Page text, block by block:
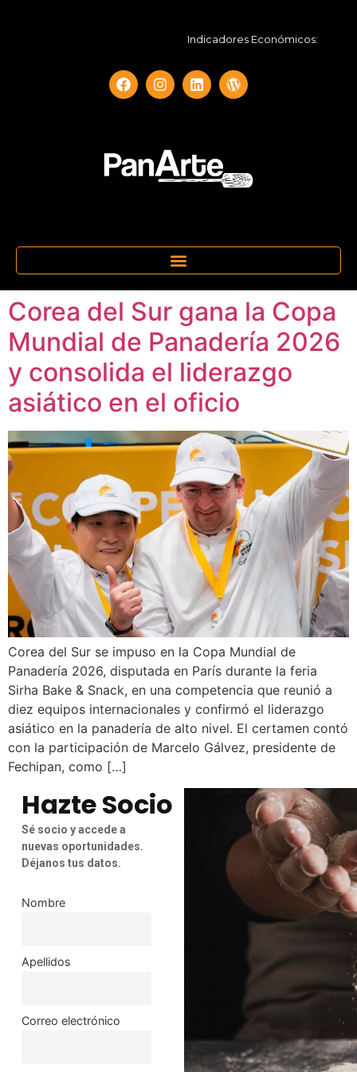
Indicadores Económicos:
Corea del Sur gana la Copa
Mundial de Panadería 2026
y consolida el liderazgo
asiático en el oficio
Corea del Sur se impuso en la Copa Mundial de
Panadería 2026, disputada en París durante la feria
Sirha Bake & Snack, en una competencia que reunió a
diez equipos internacionales y confirmó el liderazgo
asiático en la panadería de alto nivel. El certamen contó
con la participación de Marcelo Gálvez, presidente de
Fechipan, como […]
Hazte Socio
Sé socio y accede a
nuevas oportunidades.
Déjanos tus datos.
Nombre
Apellidos
Correo electrónico